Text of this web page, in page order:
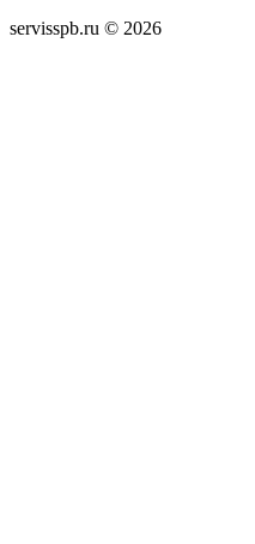
servisspb.ru © 2026